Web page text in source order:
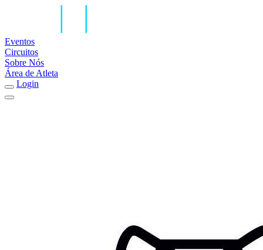
Eventos
Circuitos
Sobre Nós
Área de Atleta
Login